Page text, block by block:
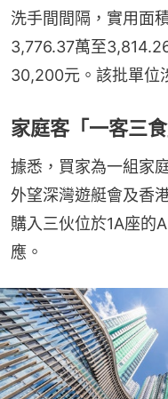
洗手間間隔，實用面
3,776.37萬至
30,200元。該批單位
家庭客「一客三
據悉，買家為一組家
外望深灣遊艇會及香
購入三伙位於1A座的
應。